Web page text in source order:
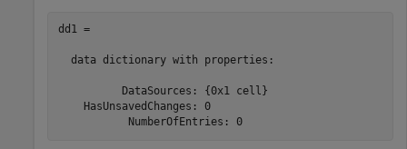
dd1 =
  data dictionary with properties:
          DataSources: {0x1 cell}
    HasUnsavedChanges: 0
           NumberOfEntries: 0